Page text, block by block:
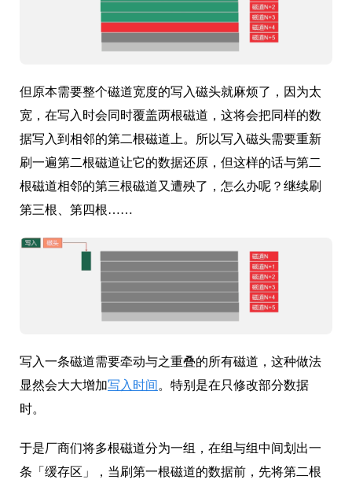
但原本需要整个磁道宽度的写入磁头就麻烦了，因为太
宽，在写入时会同时覆盖两根磁道，这将会把同样的数
据写入到相邻的第二根磁道上。所以写入磁头需要重新
刷一遍第二根磁道让它的数据还原，但这样的话与第二
根磁道相邻的第三根磁道又遭殃了，怎么办呢？继续刷
第三根、第四根……
写入一条磁道需要牵动与之重叠的所有磁道，这种做法
显然会大大增加写入时间 。特别是在只修改部分数据
时。
于是厂商们将多根磁道分为一组，在组与组中间划出一
条「缓存区」，当刷第一根磁道的数据前，先将第二根